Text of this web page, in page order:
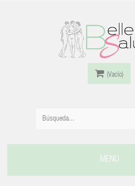
(Vacío)
MENU